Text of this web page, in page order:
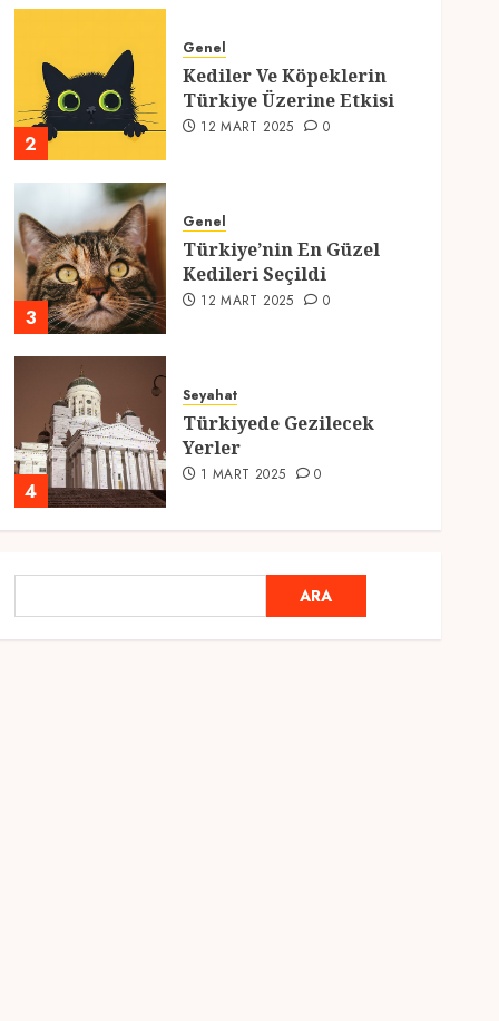
2
Genel
Kediler Ve Köpeklerin
Türkiye Üzerine Etkisi
12 MART 2025 0
3
Genel
Türkiye’nin En Güzel
Kedileri Seçildi
12 MART 2025 0
4
Seyahat
Türkiyede Gezilecek
Yerler
1 MART 2025 0
Ramazan Ayı 2025:
Manevi Atmosfer ve Özel
Hazırlıklar
ARA